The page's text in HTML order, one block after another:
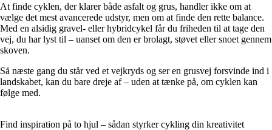
At finde cyklen, der klarer både asfalt og grus, handler ikke om at
vælge det mest avancerede udstyr, men om at finde den rette balance.
Med en alsidig gravel- eller hybridcykel får du friheden til at tage den
vej, du har lyst til – uanset om den er brolagt, støvet eller snoet gennem
skoven.
Så næste gang du står ved et vejkryds og ser en grusvej forsvinde ind i
landskabet, kan du bare dreje af – uden at tænke på, om cyklen kan
følge med.
Find inspiration på to hjul – sådan styrker cykling din kreativitet